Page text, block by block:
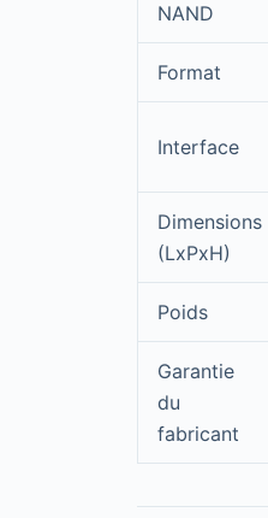
NAND
Format
Interface
Dimensions
(LxPxH)
Poids
Garantie
du
fabricant